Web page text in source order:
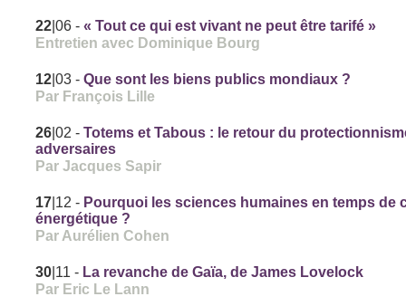
22 |06 -« Tout ce qui est vivant ne peut être tarifé »
Entretien avec Dominique Bourg
12 |03 -Que sont les biens publics mondiaux ?
Par François Lille
26 |02 -Totems et Tabous : le retour du
adversaires
Par Jacques Sapir
17 |12 - Pourquoi les sciences humaines en temps de
énergétique ?
Par Aurélien Cohen
30 |11 - La revanche de Gaïa, de James Lovelock
Par Eric Le Lann